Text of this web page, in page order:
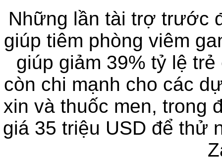
Những lần tài trợ trước
giúp tiêm phòng viêm
giúp giảm 39% tỷ lệ
còn chi mạnh cho các
xin và thuốc men, trong
giá 35 triệu USD để thử